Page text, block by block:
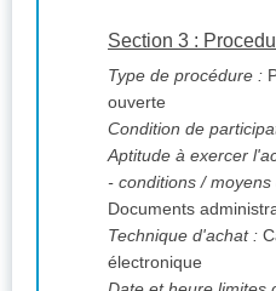
Section 3 :
Type de procédure :
ouverte
Condition de
Aptitude à exercer
- conditions /
Documents
Technique d'achat :
électronique